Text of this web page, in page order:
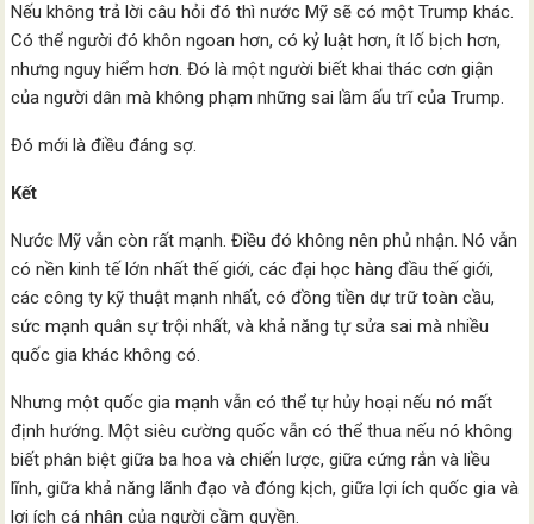
Nếu không trả lời câu hỏi đó thì nước Mỹ sẽ có một Trump khác.
Có thể người đó khôn ngoan hơn, có kỷ luật hơn, ít lố bịch hơn,
nhưng nguy hiểm hơn. Đó là một người biết khai thác cơn giận
của người dân mà không phạm những sai lầm ấu trĩ của Trump.
Đó mới là điều đáng sợ.
Kết
Nước Mỹ vẫn còn rất mạnh. Điều đó không nên phủ nhận. Nó vẫn
có nền kinh tế lớn nhất thế giới, các đại học hàng đầu thế giới,
các công ty kỹ thuật mạnh nhất, có đồng tiền dự trữ toàn cầu,
sức mạnh quân sự trội nhất, và khả năng tự sửa sai mà nhiều
quốc gia khác không có.
Nhưng một quốc gia mạnh vẫn có thể tự hủy hoại nếu nó mất
định hướng. Một siêu cường quốc vẫn có thể thua nếu nó không
biết phân biệt giữa ba hoa và chiến lược, giữa cứng rắn và liều
lĩnh, giữa khả năng lãnh đạo và đóng kịch, giữa lợi ích quốc gia và
lợi ích cá nhân của người cầm quyền.